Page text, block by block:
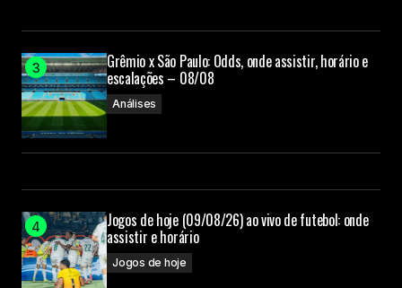
Grêmio x São Paulo: Odds, onde assistir, horário e
escalações – 08/08
Análises
Jogos de hoje (09/08/26) ao vivo de futebol: onde
assistir e horário
Jogos de hoje